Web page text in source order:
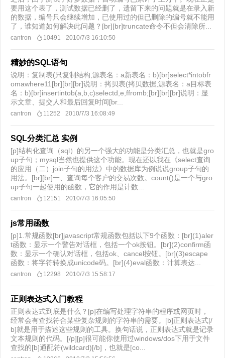
要用这个表了，测试数据已经删了，遗留下来的问题就是在录入新
的数据，编号只会继续增加，已使用过的但已删除的编号就不能用
了，谁知道如何解决此问题？[br][br]truncate命令不但会清除所...
cantron 10491 2010/7/3 16:10:50
精妙的SQL语句
说明：复制表(只复制结构,源表名：a新表名：b)[br]select*intobfr
omawhere11[br][br][br]说明：拷贝表(拷贝数据,源表名：a目标表
名：b)[br]insertintob(a,b,c)selectd,e,ffromb;[br][br][br]说明：显
示文章、提交人和最后回复时间[br...
cantron 11252 2010/7/3 16:08:49
SQL分类汇总 实例
[p]结构化查询（sql）的另一个强大的功能是分类汇总，也就是gro
up子句；mysql当然也提供这个功能。现在还以我在《select查询
的应用（二）join子句的用法》中的数据库为例说说group子句的
用法。[br][br]一、查询每个客户的交易次数。count()是一个与gro
up子句一起使用的函数，它的作用是计数...
cantron 12151 2010/7/3 16:05:50
js常用函数
[p]1.常规函数[br]javascript常规函数包括以下9个函数：[br](1)aler
t函数：显示一个警告对话框，包括一个ok按钮。[br](2)confirm函
数：显示一个确认对话框，包括ok、cancel按钮。[br](3)escape
函数：将字符转换成unicode码。[br](4)eval函数：计算表达...
cantron 12298 2010/7/3 15:58:17
正则表达式入门教程
正则表达式到底是什么？[p]在编写处理字符串的程序或网页时，
经常会有查找符合某些复杂规则的字符串的需要。[b]正则表达式[/
b]就是用于描述这些规则的工具。换句话说，正则表达式就是记录
文本规则的代码。[/p][p]很可能你使用过windows/dos下用于文件
查找的[b]通配符(wildcard)[/b]，也就是[co...